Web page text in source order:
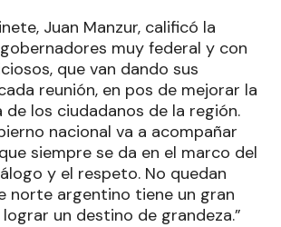
Juan Manzur, calificó la
muy federal y con
que van dando sus
reunión, en pos de mejorar la
de los ciudadanos de la región.
nacional va a acompañar
siempre se da en el marco del
y el respeto. No quedan
norte argentino tiene un gran
un destino de grandeza.”